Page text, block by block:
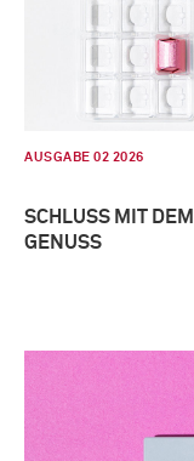
AUSGABE 02 2026
SCHLUSS MIT DEM
GENUSS